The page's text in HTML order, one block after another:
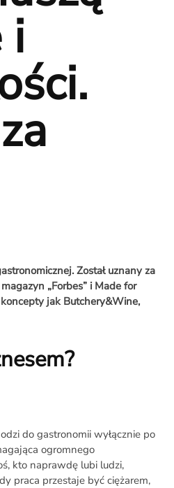
i
Został uznany za
„Forbes” i Made for
jak Butchery&Wine,
do gastronomii wyłącznie po
ogromnego
kto naprawdę lubi ludzi,
praca przestaje być ciężarem,